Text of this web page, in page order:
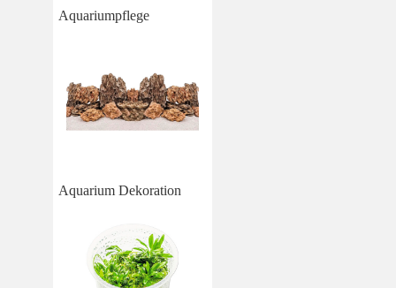
Aquariumpflege
Aquarium Dekoration